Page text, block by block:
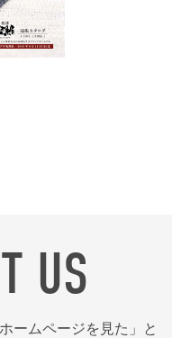
US
ームページを見た」と